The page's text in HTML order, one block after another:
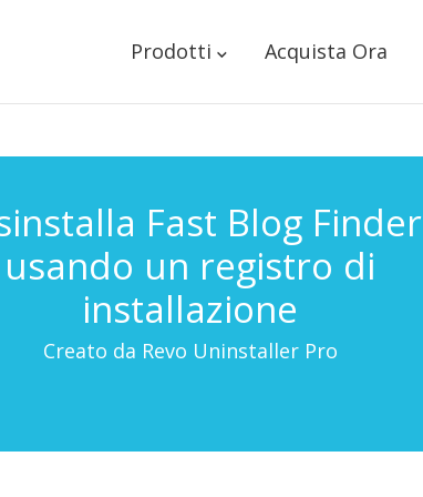
Prodotti Acquista Ora
Fast Blog Finder
usando un registro di
installazione
Creato da Revo Uninstaller Pro